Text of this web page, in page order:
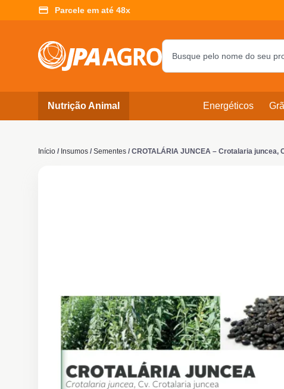
Parcele em até 48x
Nutrição Animal Energéticos
Início / Insumos / Sementes / CROTALÁRIA JUNCEA – Crotalaria juncea,